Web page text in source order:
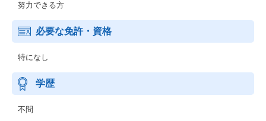
努力できる方
必要な免許・資格
特になし
学歴
不問